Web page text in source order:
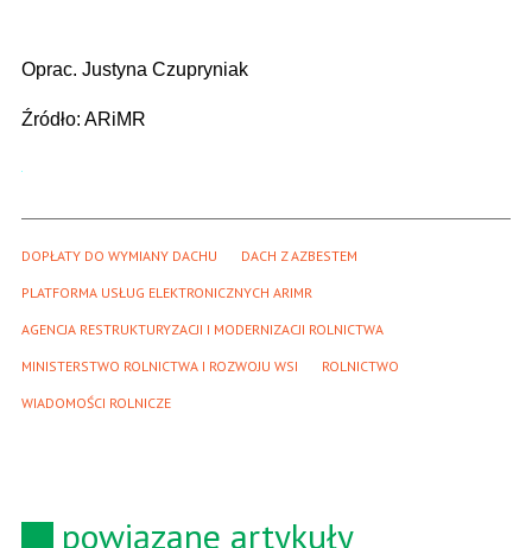
Oprac. Justyna Czupryniak
Źródło: ARiMR
DOPŁATY DO WYMIANY DACHU DACH Z AZBESTEM
PLATFORMA USŁUG ELEKTRONICZNYCH ARIMR
AGENCJA RESTRUKTURYZACJI I MODERNIZACJI ROLNICTWA
MINISTERSTWO ROLNICTWA I ROZWOJU WSI ROLNICTWO
WIADOMOŚCI ROLNICZE
powiązane artykuły